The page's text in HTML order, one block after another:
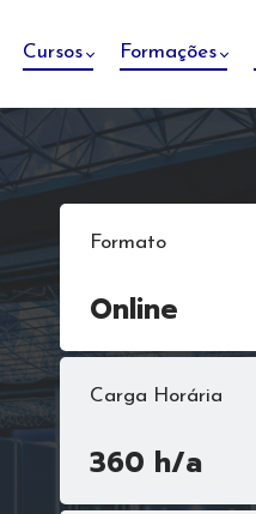
Cursos Formações
Formato
Online
Carga Horária
360 h/a